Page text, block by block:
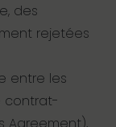
des
rejetées
entre les
contrat-